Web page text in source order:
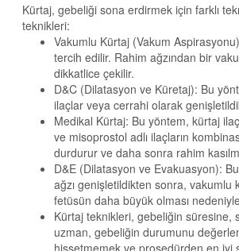
Kürtaj, gebeliği sona erdirmek için farklı
teknikleri:
Vakumlu Kürtaj (Vakum
tercih edilir. Rahim ağzından bir
dikkatlice çekilir.
D&C (Dilatasyon ve Küretaj): Bu
ilaçlar veya cerrahi olarak
Medikal Kürtaj: Bu yöntem, kürtaj
ve misoprostol adlı ilaçların
durdurur ve daha sonra rahim
D&E (Dilatasyon ve Evakuasyon):
ağzı genişletildikten sonra,
fetüsün daha büyük olması
Kürtaj teknikleri, gebeliğin süresine,
uzman, gebeliğin durumunu
hissetmemek ve prosedürden en iyi